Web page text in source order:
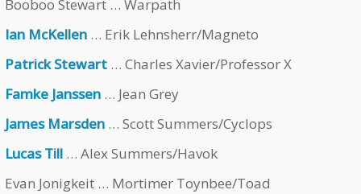
Booboo Stewart … Warpath
Ian McKellen … Erik Lehnsherr/Magneto
Patrick Stewart … Charles Xavier/Professor X
Famke Janssen … Jean Grey
James Marsden … Scott Summers/Cyclops
Lucas Till … Alex Summers/Havok
Evan Jonigkeit … Mortimer Toynbee/Toad